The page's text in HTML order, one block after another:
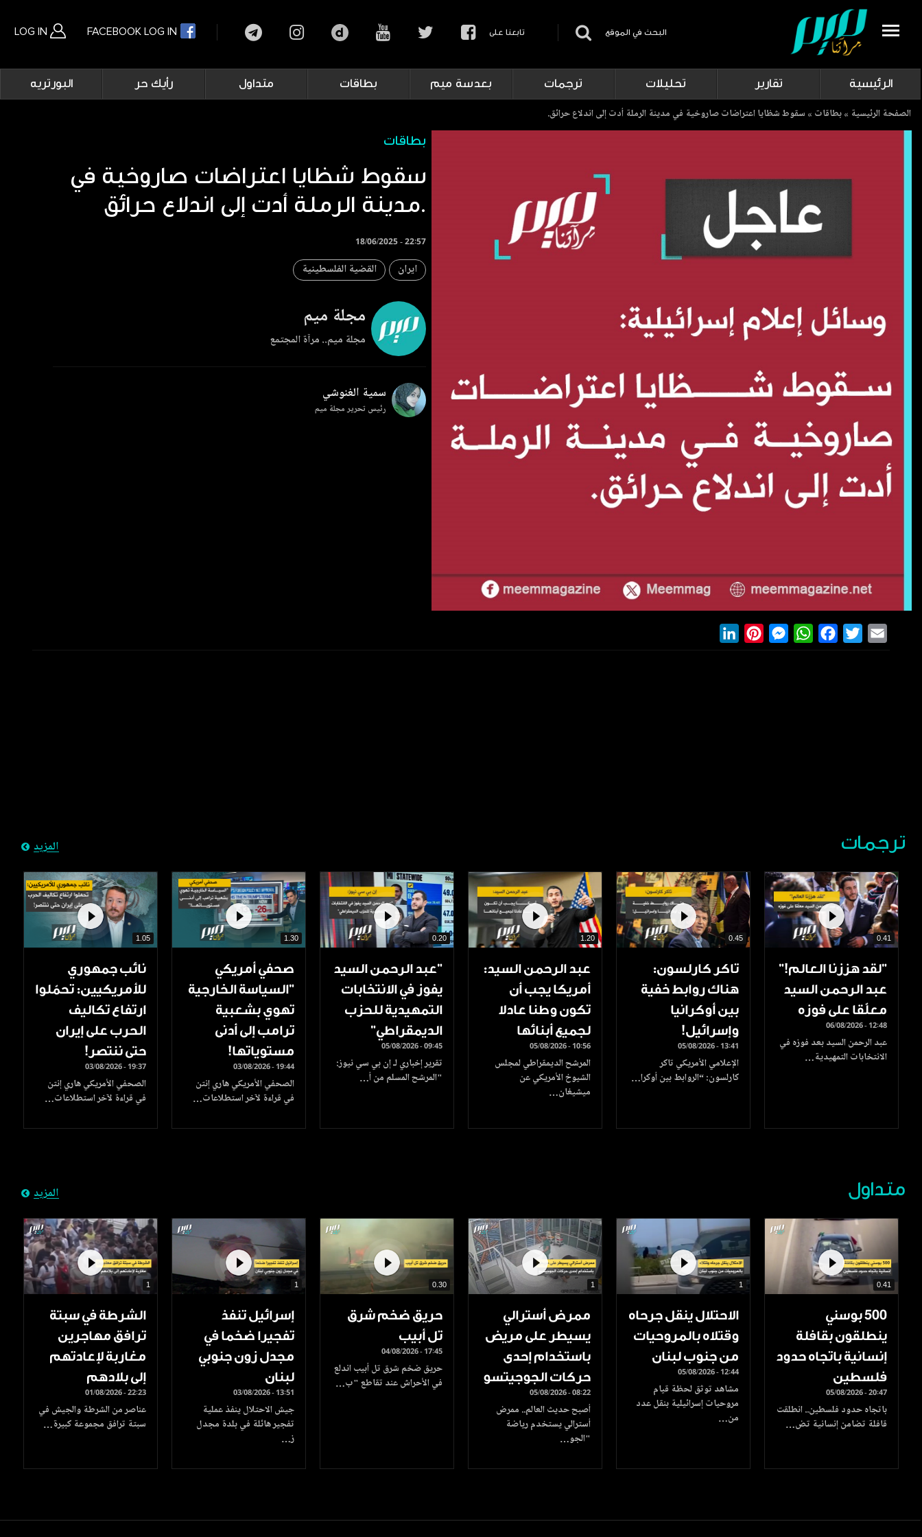
LOG IN FACEBOOK LOG IN البحث في الموقع تابعنا على
Main
navigation
الرئيسية تقارير تحليلات ترجمات بعدسة ميم بطاقات متداول رأيك حر البورتريه
Breadcrumb
الصفحة الرئيسية بطاقات سقوط شظايا اعتراضات صاروخية في مدينة الرملة أدت إلى اندلاع حرائق.
بطاقات
سقوط شظايا اعتراضات صاروخية في
مدينة الرملة أدت إلى اندلاع حرائق.
18/06/2025 - 22:57
ايران القضية الفلسطينية
مجلة ميم
مجلة ميم.. مرآة المجتمع
سمية الغنوشي
رئيس تحرير مجلة ميم
LinkedInPinterestMessengerWhatsAppFacebook
Twitter
ترجمات المزيد
0.41
”لقد هززنا العالم!”
عبد الرحمن السيد
معلّقا على فوزه
06/08/2026 - 12:48
عبد الرحمن السيد بعد فوزه في
الانتخابات التمهيدية…
0.45
تاكر كارلسون:
هناك روابط خفية
بين أوكرانيا
وإسرائيل!
05/08/2026 - 13:41
الإعلامي الأمريكي تاكر
كارلسون: “الروابط بين أوكرا…
1.20
عبد الرحمن السيد:
أمريكا يجب أن
تكون وطنا عادلا
لجميع أبنائها
05/08/2026 - 10:56
المرشح الديمقراطي لمجلس
الشيوخ الأمريكي عن
ميشيغان…
0.20
"عبد الرحمن السيد
يفوز في الانتخابات
التمهيدية للحزب
الديمقراطي"
05/08/2026 - 09:45
تقرير إخباري لـ إن بي سي نيوز:
"المرشح المسلم من أ…
1.30
صحفي أمريكي
"السياسة الخارجية
تهوي بشعبية
ترامب إلى أدنى
مستوياتها!
03/08/2026 - 19:44
الصحفي الأمريكي هاري إنتن
في قراءة لآخر استطلاعات…
1.05
نائب جمهوري
للأمريكيين: تحمّلوا
ارتفاع تكاليف
الحرب على إيران
حتى ننتصر!
03/08/2026 - 19:37
الصحفي الأمريكي هاري إنتن
في قراءة لآخر استطلاعات…
متداول المزيد
0.41
500 بوسني
ينطلقون بقافلة
إنسانية باتجاه حدود
فلسطين
05/08/2026 - 20:47
باتجاه حدود فلسطين.. انطلقت
قافلة تضامن إنسانية تض…
1
الاحتلال ينقل جرحاه
وقتلاه بالمروحيات
من جنوب لبنان
05/08/2026 - 12:44
مشاهد توثق لحظة قيام
مروحيات إسرائيلية بنقل عدد
من…
1
ممرض أسترالي
يسيطر على مريض
باستخدام إحدى
حركات الجوجيتسو
05/08/2026 - 08:22
أصبح حديث العالم.. ممرض
أسترالي يستخدم رياضة
"الجو…
0.30
حريق ضخم شرق
تل أبيب
04/08/2026 - 17:45
حريق ضخم شرق تل أبيب اندلع
في الأحراش عند تقاطع "ب…
1
إسرائيل تنفذ
تفجيرا ضخما في
مجدل زون جنوبي
لبنان
03/08/2026 - 13:51
جيش الاحتلال ينفذ عملية
تفجير هائلة في بلدة مجدل
ز…
1
الشرطة في سبتة
ترافق مهاجرين
مغاربة لإعادتهم
إلى بلادهم
01/08/2026 - 22:23
عناصر من الشرطة والجيش في
سبتة ترافق مجموعة كبيرة…